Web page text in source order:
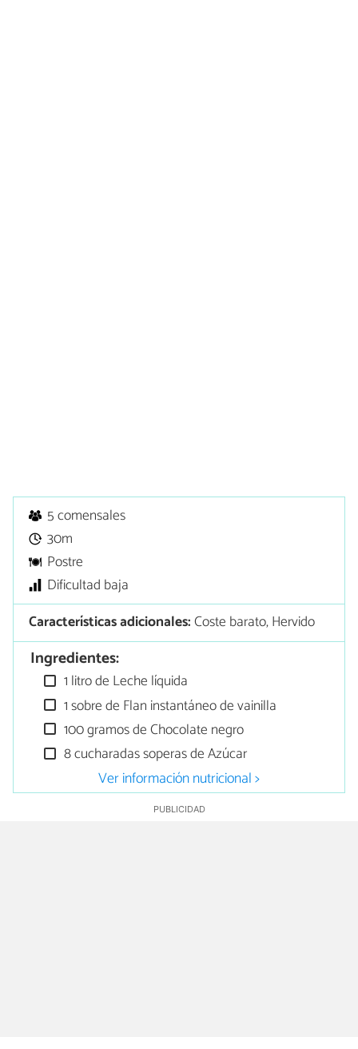
5 comensales
30m
Postre
Dificultad baja
Características adicionales:Coste barato, Hervido
Ingredientes:
1 litro de Leche líquida
1 sobre de Flan instantáneo de vainilla
100 gramos de Chocolate negro
8 cucharadas soperas de Azúcar
Ver información nutricional >